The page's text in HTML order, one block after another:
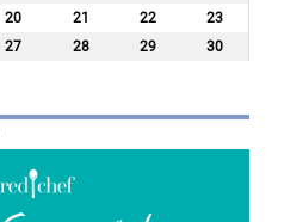
20 21 22
23
27 28 29
30